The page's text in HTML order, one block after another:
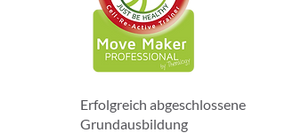
Erfolgreich abgeschlossene
Grundausbildung